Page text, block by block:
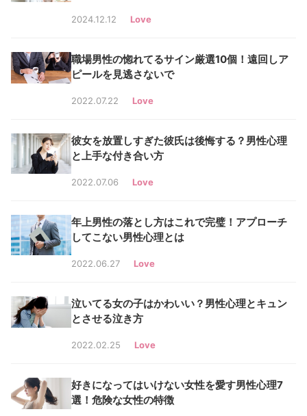
2024.12.12 Love
職場男性の惚れてるサイン厳選10個！遠回しア
ピールを見逃さないで
2022.07.22 Love
彼女を放置しすぎた彼氏は後悔する？男性心理
と上手な付き合い方
2022.07.06 Love
年上男性の落とし方はこれで完璧！アプローチ
してこない男性心理とは
2022.06.27 Love
泣いてる女の子はかわいい？男性心理とキュン
とさせる泣き方
2022.02.25 Love
好きになってはいけない女性を愛す男性心理7
選！危険な女性の特徴